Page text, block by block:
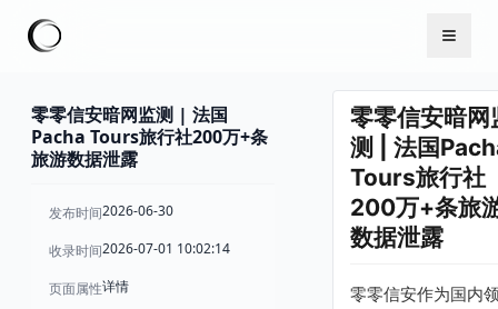
零零信安暗网监测 | 法国
Pacha Tours旅行社200万+条
旅游数据泄露
发布时间2026-06-30
收录时间2026-07-01 10:02:14
页面属性详情
零零信安暗网
测 | 法国
Tours旅行社
200万+条旅
数据泄露
零零信安作为国内